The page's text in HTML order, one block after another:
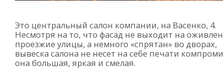
Это центральный салон компании, на Васенко, 4.
Несмотря на то, что фасад не выходит на
проезжие улицы, а немного «спрятан» во дворах,
вывеска салона не несет на себе печати
она большая, яркая и смелая.